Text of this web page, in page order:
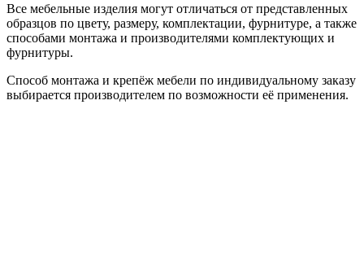
Все мебельные изделия могут отличаться от представленных
образцов по цвету, размеру, комплектации, фурнитуре, а также
способами монтажа и производителями комплектующих и
фурнитуры.
Способ монтажа и крепёж мебели по индивидуальному заказу
выбирается производителем по возможности её применения.